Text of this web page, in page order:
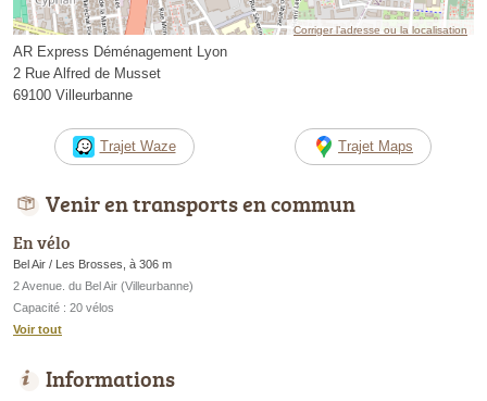
Corriger l’adresse ou la localisation
AR Express Déménagement Lyon
2 Rue Alfred de Musset
69100 Villeurbanne
Trajet Waze Trajet Maps
Venir en transports en commun
En vélo
Bel Air / Les Brosses, à 306 m
2 Avenue. du Bel Air (Villeurbanne)
Capacité : 20 vélos
Voir tout
Informations